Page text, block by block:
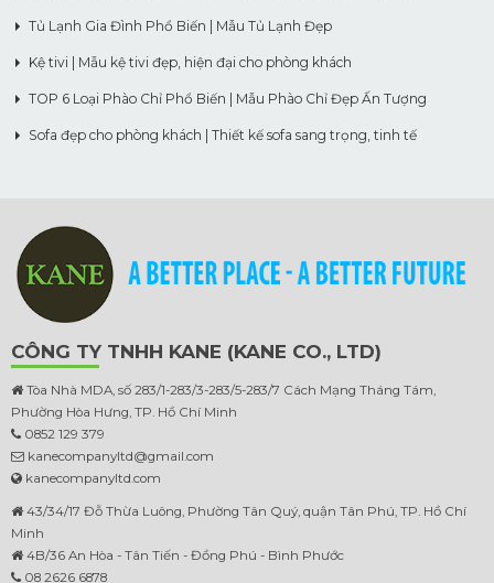
Tủ Lạnh Gia Đình Phổ Biến | Mẫu Tủ Lạnh Đẹp
Kệ tivi | Mẫu kệ tivi đẹp, hiện đại cho phòng khách
TOP 6 Loại Phào Chỉ Phổ Biến | Mẫu Phào Chỉ Đẹp Ấn Tượng
Sofa đẹp cho phòng khách | Thiết kế sofa sang trọng, tinh tế
CÔNG TY TNHH KANE (KANE CO., LTD)
Tòa Nhà MDA, số 283/1-283/3-283/5-283/7 Cách Mạng Tháng Tám,
Phường Hòa Hưng, TP. Hồ Chí Minh
0852 129 379
kanecompanyltd@gmail.com
kanecompanyltd.com
43/34/17 Đỗ Thừa Luông, Phường Tân Quý, quận Tân Phú, TP. Hồ Chí
Minh
4B/36 An Hòa - Tân Tiến - Đồng Phú - Bình Phước
08 2626 6878